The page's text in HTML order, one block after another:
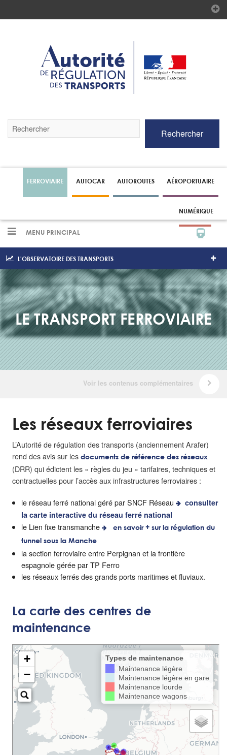
par
pour
recherche
Rechercher
FERROVIAIRE AUTOCAR AUTOROUTES AÉROPORTUAIRE
NUMÉRIQUE
MENU PRINCIPAL
L'OBSERVATOIRE DES TRANSPORTS
LE TRANSPORT FERROVIAIRE
Les réseaux ferroviaires
L’Autorité de régulation des transports (anciennement Arafer)
rend des avis sur les documents de référence des réseaux
(DRR) qui édictent les « règles du jeu » tarifaires, techniques et
contractuelles pour l’accès aux infrastructures ferroviaires :
le réseau ferré national géré par SNCF Réseau
consulter
la carte interactive du réseau ferré national
le Lien fixe transmanche
en savoir + sur la régulation du
tunnel sous la Manche
la section ferroviaire entre Perpignan et la frontière
espagnole gérée par TP Ferro
les réseaux ferrés des grands ports maritimes et fluviaux.
La carte des centres de
maintenance